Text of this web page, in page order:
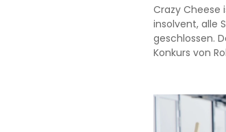
Crazy Cheese
insolvent, alle
geschlossen.
Konkurs von